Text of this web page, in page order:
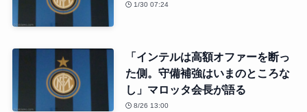
1/30 07:24
「インテルは高額オファーを断っ
た側。守備補強はいまのところな
し」マロッタ会長が語る
8/26 13:00